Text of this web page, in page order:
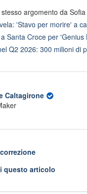
argomento da Sofia
'Stavo per morire' a
Santa Croce per 'Genius
Q2 2026: 300 milioni di
Caltagirone
questo articolo